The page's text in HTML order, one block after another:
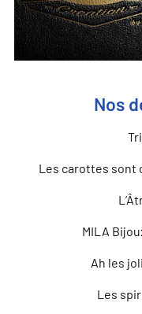
Nos
Les carottes sont
MILA
Ah les
Les